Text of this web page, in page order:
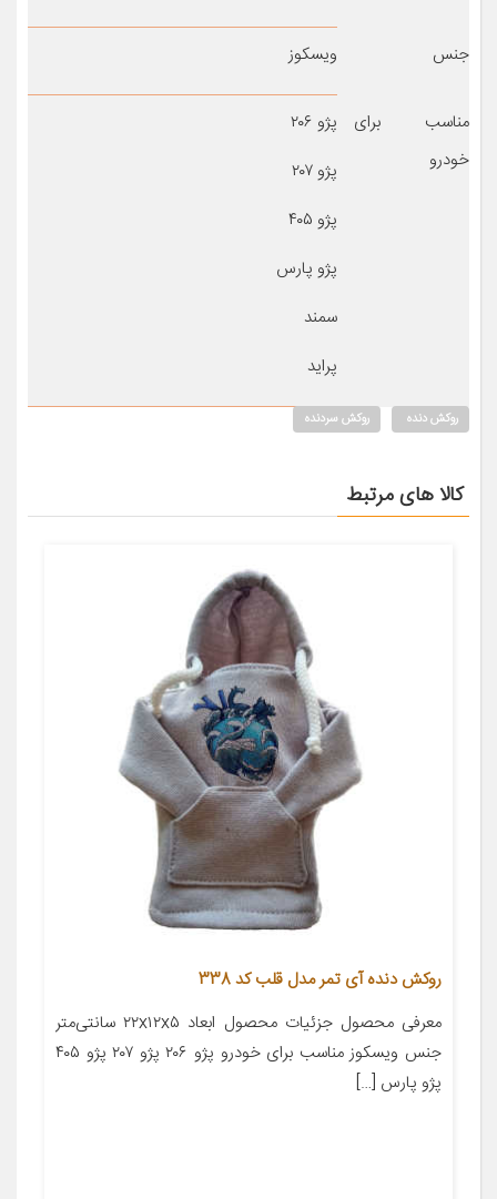
جنس ویسکوز
مناسب برای
خودرو
پژو ۲۰۶
پژو ۲۰۷
پژو ۴۰۵
پژو پارس
سمند
پراید
روکش دنده روکش سردنده
کالا های مرتبط
روکش دنده آی تمر مدل قلب کد 338
معرفی محصول جزئیات محصول ابعاد ۲۲x۱۲x۵ سانتی‌متر
جنس ویسکوز مناسب برای خودرو پژو ۲۰۶ پژو ۲۰۷ پژو ۴۰۵
پژو پارس […]